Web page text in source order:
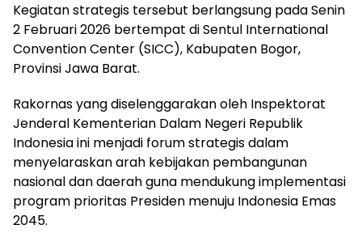
Kegiatan strategis tersebut berlangsung pada Senin
2 Februari 2026 bertempat di Sentul International
Convention Center (SICC), Kabupaten Bogor,
Provinsi Jawa Barat.
Rakornas yang diselenggarakan oleh Inspektorat
Jenderal Kementerian Dalam Negeri Republik
Indonesia ini menjadi forum strategis dalam
menyelaraskan arah kebijakan pembangunan
nasional dan daerah guna mendukung implementasi
program prioritas Presiden menuju Indonesia Emas
2045.